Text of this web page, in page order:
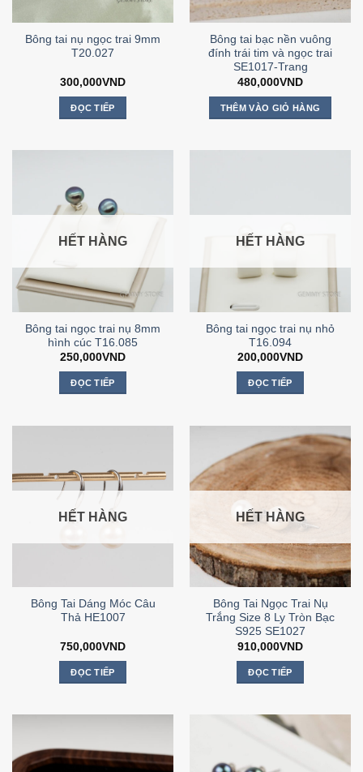
Bông tai nụ ngọc trai 9mm
T20.027
300,000VND
ĐỌC TIẾP
Bông tai bạc nền vuông
đính trái tim và ngọc trai
SE1017-Trang
480,000VND
THÊM VÀO GIỎ HÀNG
HẾT HÀNG
Bông tai ngọc trai nụ 8mm
hình cúc T16.085
250,000VND
ĐỌC TIẾP
HẾT HÀNG
Bông tai ngọc trai nụ nhỏ
T16.094
200,000VND
ĐỌC TIẾP
HẾT HÀNG
Bông Tai Dáng Móc Câu
Thả HE1007
750,000VND
ĐỌC TIẾP
HẾT HÀNG
Bông Tai Ngọc Trai Nụ
Trắng Size 8 Ly Tròn Bạc
S925 SE1027
910,000VND
ĐỌC TIẾP